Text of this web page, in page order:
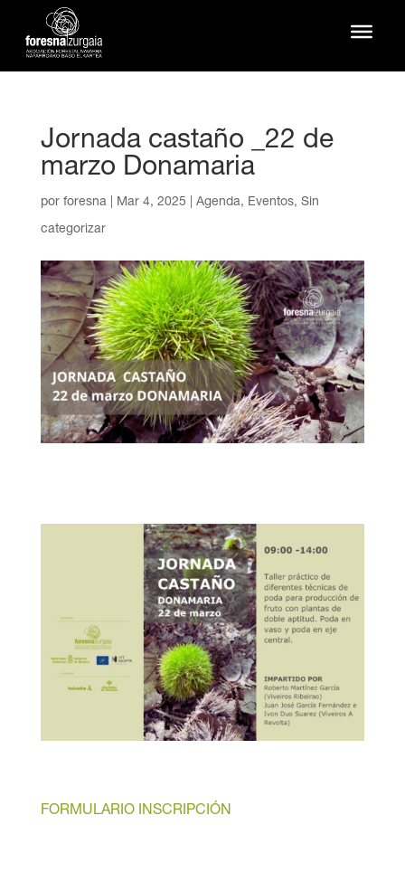
Jornada castaño _22 de
marzo Donamaria
por foresna Mar 4, 2025 Agenda, Eventos, Sin
categorizar
FORMULARIO INSCRIPCIÓN